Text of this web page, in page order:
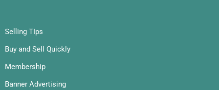
Selling TIps
Buy and Sell Quickly
Membership
Banner Advertising